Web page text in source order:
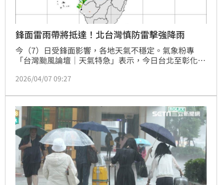
鋒面雷雨帶將抵達！北台灣慎防雷擊強降雨
今（7）日受鋒面影響，各地天氣不穩定。氣象粉專
「台灣颱風論壇｜天氣特急」表示，今日台北至彰化，
鋒面雷雨帶即將抵達北台灣，民眾務必留意瞬間大雨、
2026/04/07 09:27